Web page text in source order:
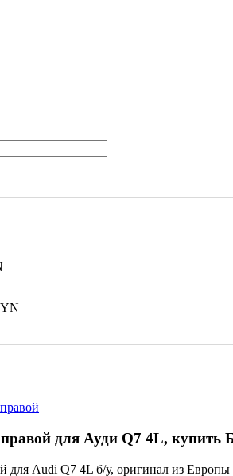
правой для Ауди Q7 4L, купить
для Audi Q7 4L б/у, оригинал из Европы